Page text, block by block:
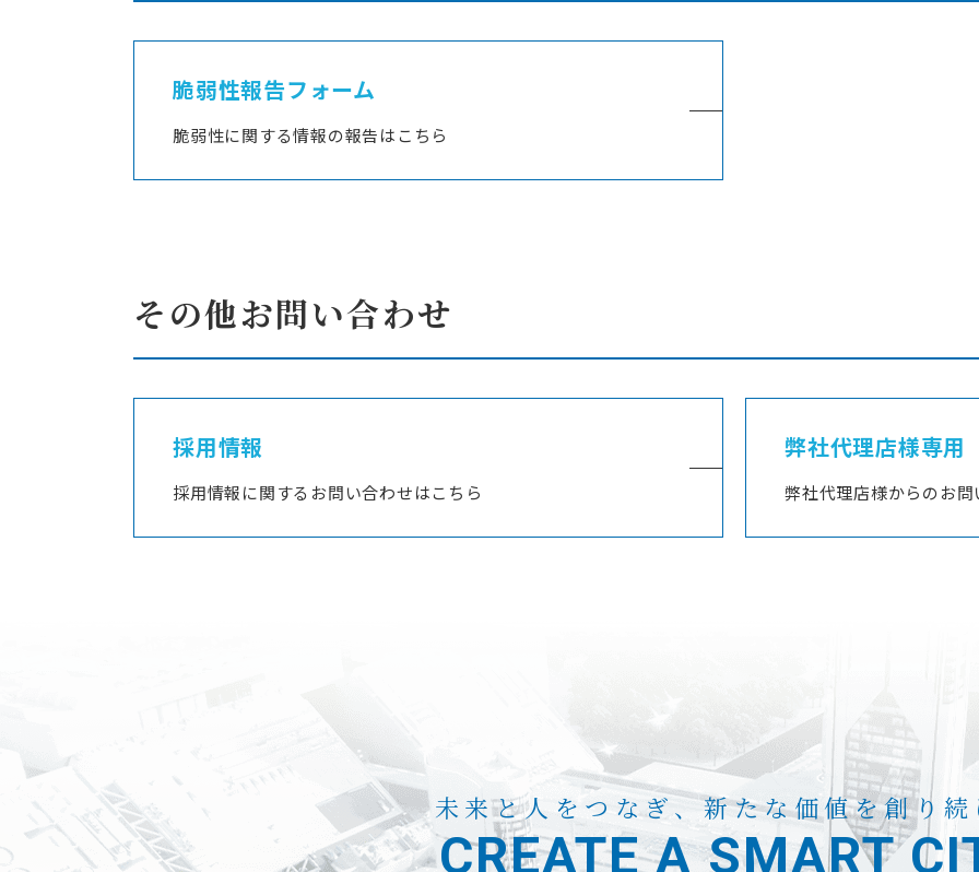
脆弱性報告フォーム
脆弱性に関する情報の報告はこちら
その他お問い合わせ
採用情報
採用情報に関するお問い合わせはこちら
弊社代理店様専用
弊社代理店様からのお
未来と人をつなぎ、新たな価値を創り
CREATE ASMART